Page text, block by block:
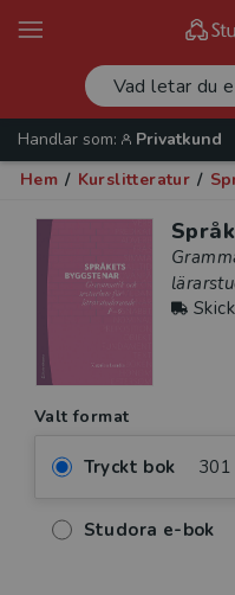
Handlar som:
Privatkund
Hem / Kurslitteratur /
Valt format
Tryckt bok 301
Studora e-bok